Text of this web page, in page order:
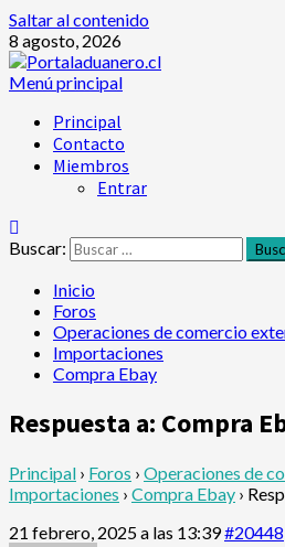
Saltar al contenido
8 agosto, 2026
Menú principal
Principal
Contacto
Miembros
Entrar
Buscar:
Inicio
Foros
Operaciones de comercio
Importaciones
Compra Ebay
Respuesta a: Compra
Principal › Foros › Operaciones de
Importaciones › Compra Ebay ›
21 febrero, 2025 a las 13:39#20448